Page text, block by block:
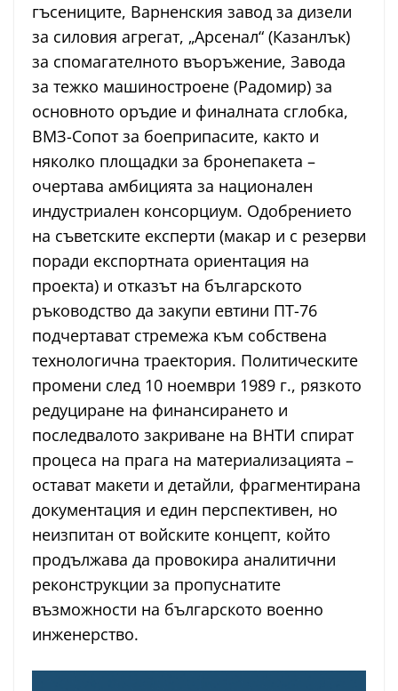
гъсениците, Варненския завод за дизели
за силовия агрегат, „Арсенал“ (Казанлък)
за спомагателното въоръжение, Завода
за тежко машиностроене (Радомир) за
основното оръдие и финалната сглобка,
ВМЗ-Сопот за боеприпасите, както и
няколко площадки за бронепакета –
очертава амбицията за национален
индустриален консорциум. Одобрението
на съветските експерти (макар и с резерви
поради експортната ориентация на
проекта) и отказът на българското
ръководство да закупи евтини ПТ-76
подчертават стремежа към собствена
технологична траектория. Политическите
промени след 10 ноември 1989 г., рязкото
редуциране на финансирането и
последвалото закриване на ВНТИ спират
процеса на прага на материализацията –
остават макети и детайли, фрагментирана
документация и един перспективен, но
неизпитан от войските концепт, който
продължава да провокира аналитични
реконструкции за пропуснатите
възможности на българското военно
инженерство.